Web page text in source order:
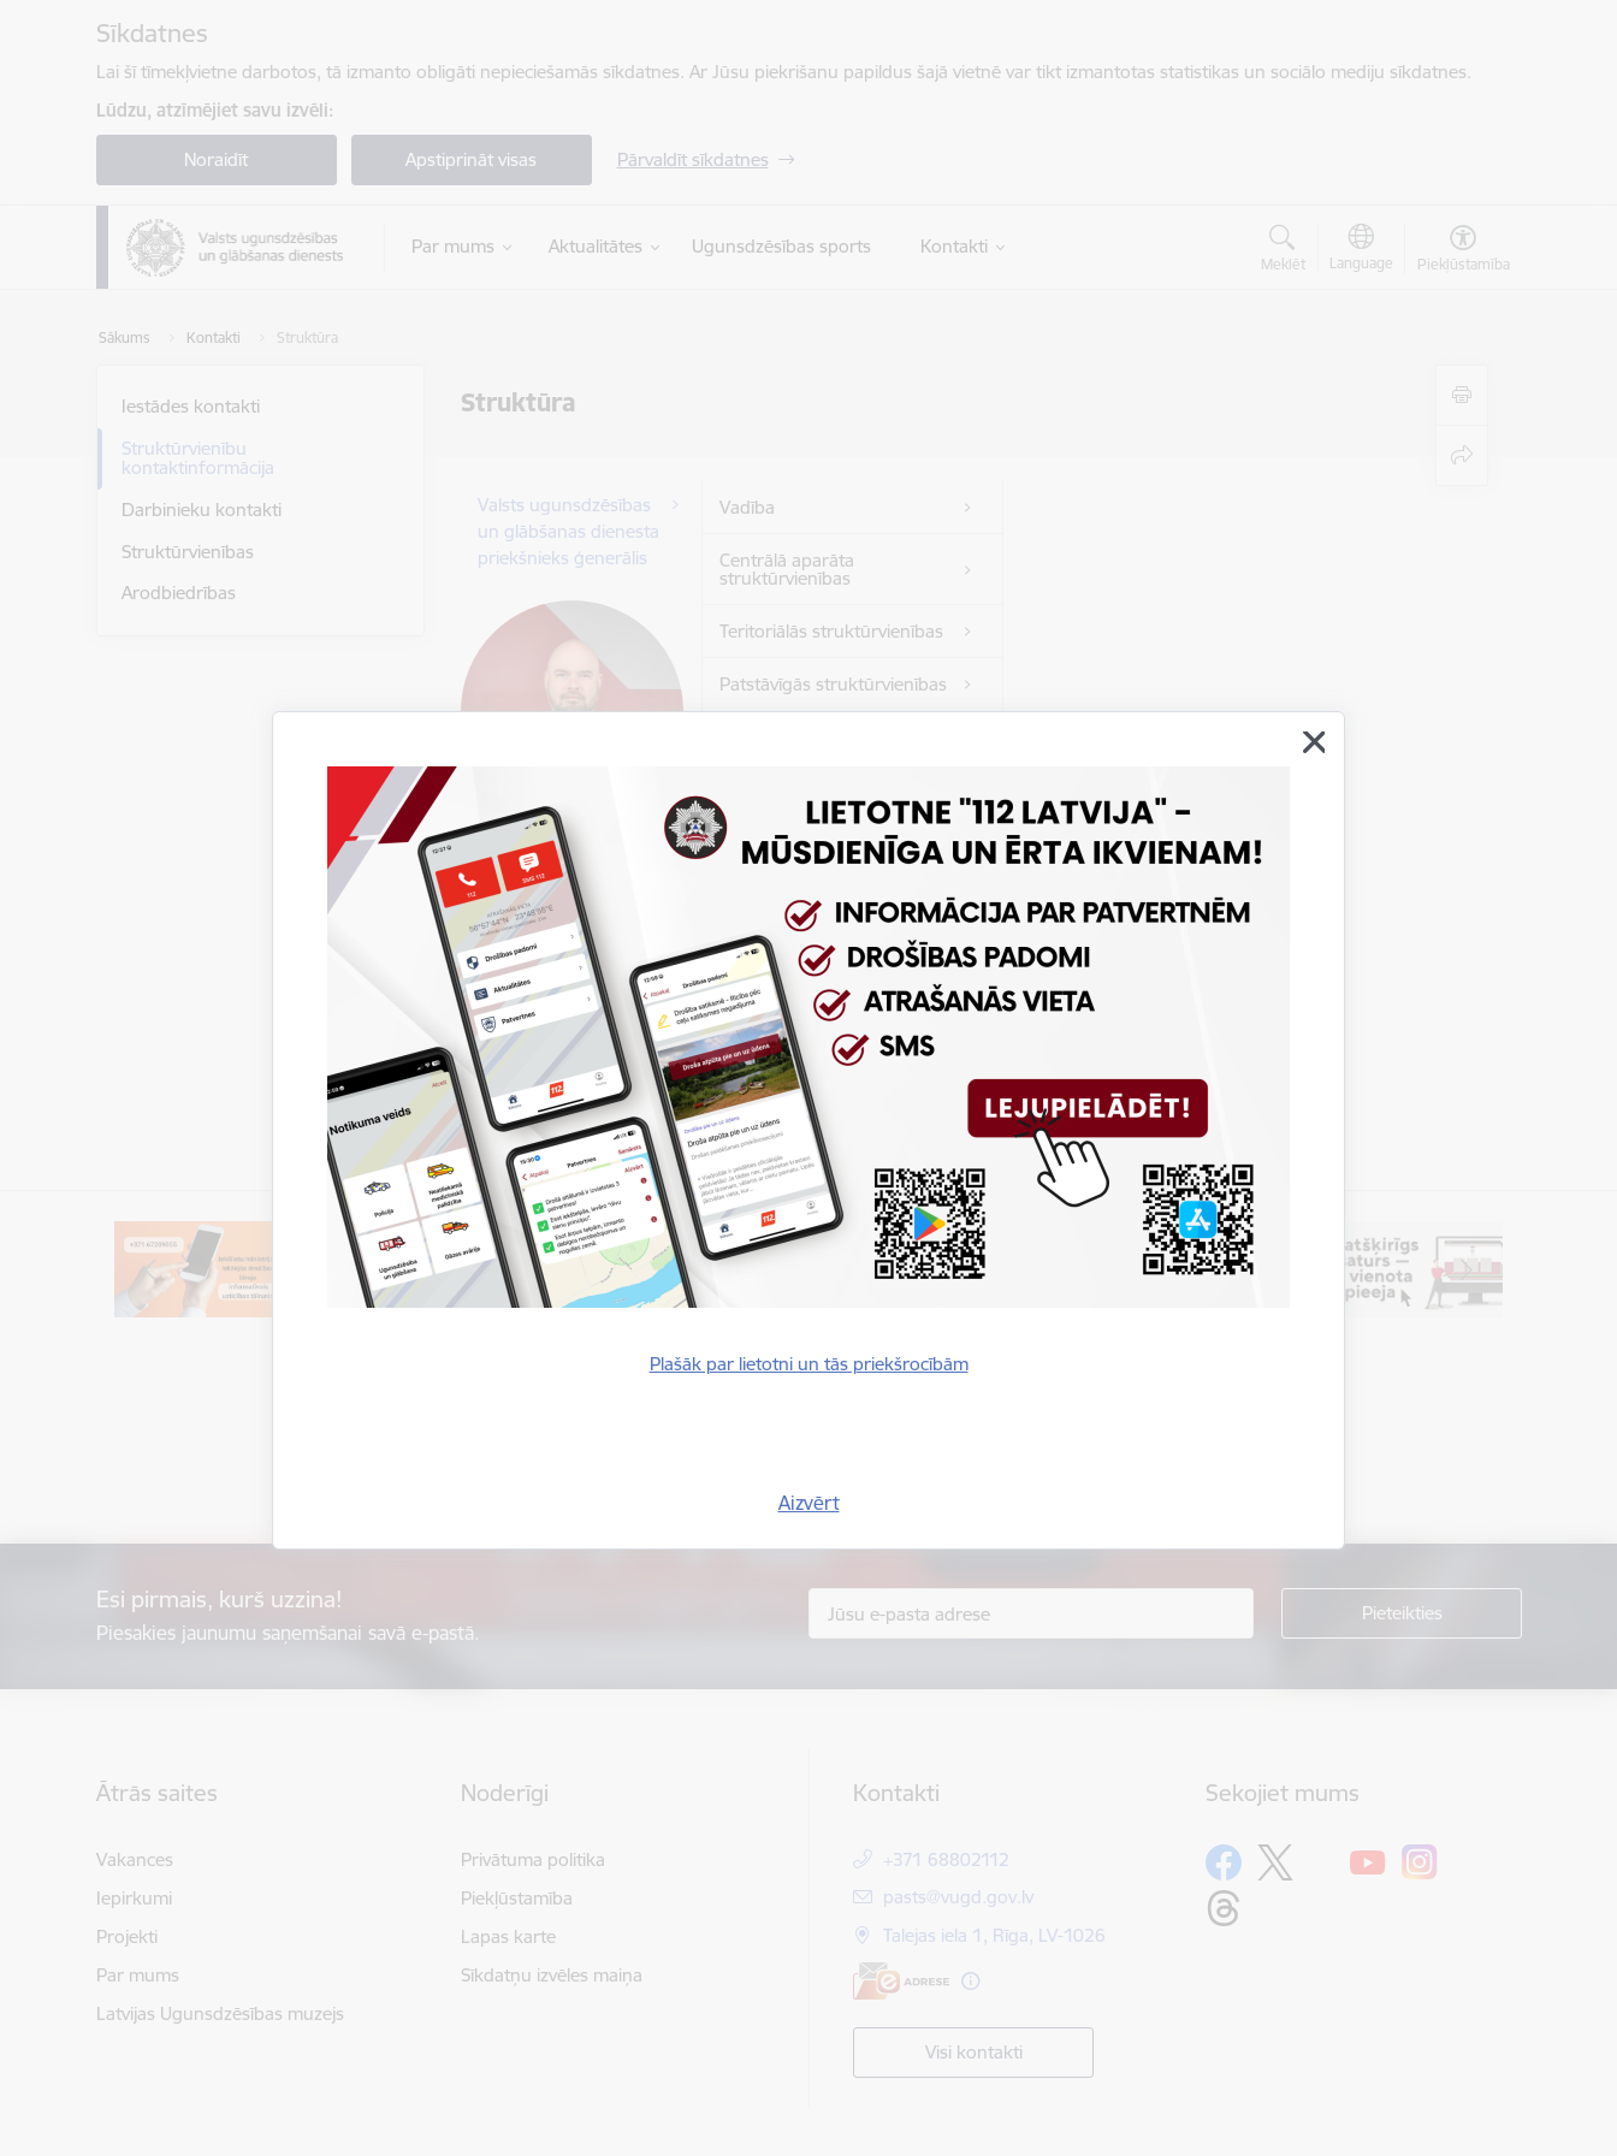
Sīkdatnes
Lai šī tīmekļvietne darbotos, tā izmanto obligāti nepieciešamās sīkdatnes. Ar Jūsu piekrišanu papildus šajā vietnē var tikt izmantotas statistikas un sociālo mediju sīkdatnes.
Lūdzu, atzīmējiet savu izvēli:
Noraidīt Apstiprināt visas Pārvaldīt sīkdatnes
Par mums Aktualitātes Ugunsdzēsības sports Kontakti
Meklēt Language Piekļūstamība
Sākums Kontakti Struktūra
Struktūra
Plašāk par lietotni un tās priekšrocībām
Aizvērt
Iestādes kontakti
Struktūrvienību
kontaktinformācija
Darbinieku kontakti
Struktūrvienības
Arodbiedrības
Valsts ugunsdzēsības
un glābšanas dienesta
priekšnieks ģenerālis
Mārtiņš Baltmanis
Valsts ugunsdzēsības un
glābšanas dienesta
priekšnieks ģenerālis
+371 62302144
Sūtīt e-pastu
Vadība
Centrālā aparāta
struktūrvienības
Teritoriālās struktūrvienības
Patstāvīgās struktūrvienības
muzejs
Esi pirmais, kurš uzzina!
Piesakies jaunumu saņemšanai savā e-pastā.
Ātrās saites
Vakances
Iepirkumi
Projekti
Par mums
Latvijas Ugunsdzēsības muzejs
Noderīgi
Privātuma politika
Piekļūstamība
Lapas karte
Sīkdatņu izvēles maiņa
Kontakti
+371 68802112
E-pasts:
pasts@vugd.gov.lv
Talejas iela 1, Rīga, LV-1026
Visi kontakti
Sekojiet mums